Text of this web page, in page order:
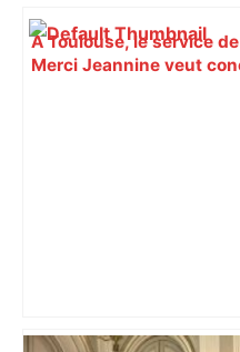
À Toulouse, le service
Merci Jeannine veut